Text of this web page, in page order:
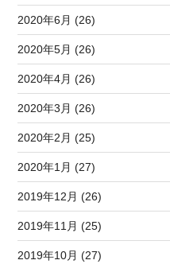
2020年6月 (26)
2020年5月 (26)
2020年4月 (26)
2020年3月 (26)
2020年2月 (25)
2020年1月 (27)
2019年12月 (26)
2019年11月 (25)
2019年10月 (27)